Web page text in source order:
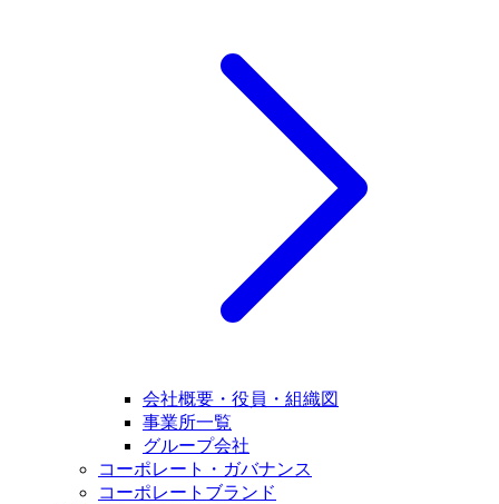
会社概要・役員・組織図
事業所一覧
グループ会社
コーポレート・ガバナンス
コーポレートブランド